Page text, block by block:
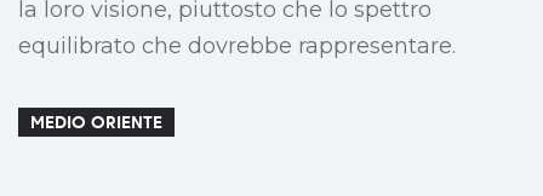
la loro visione, piuttosto che lo spettro
equilibrato che dovrebbe rappresentare.
MEDIO ORIENTE